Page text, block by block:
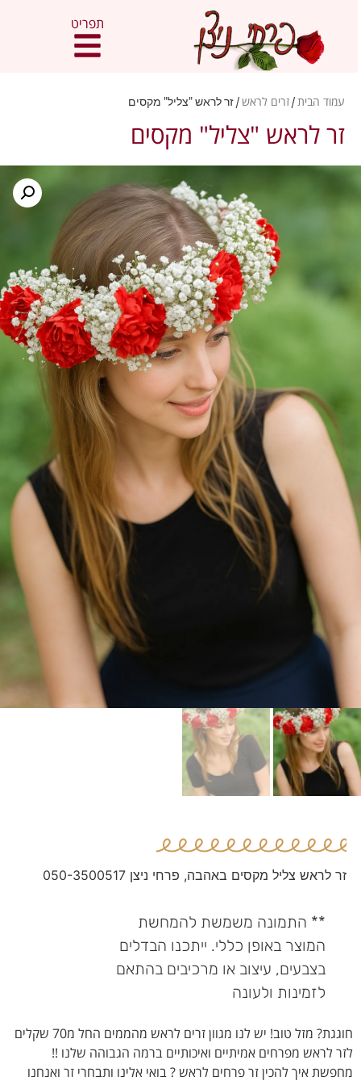
תפריט
עמוד הבית/זרים לראש/ זר לראש "צליל" מקסים
זר לראש "צליל" מקסים
זר לראש צליל מקסים באהבה, פרחי ניצן 050-3500517
** התמונה משמשת להמחשת
המוצר באופן כללי. ייתכנו הבדלים
בצבעים, עיצוב או מרכיבים בהתאם
לזמינות ולעונה
חוגגת? מזל טוב! יש לנו מגוון זרים לראש מהממים החל מ70 שקלים
לזר לראש מפרחים אמיתיים ואיכותיים ברמה הגבוהה שלנו !!
מחפשת איך להכין זר פרחים לראש ? בואי אלינו ותבחרי זר ואנחנו